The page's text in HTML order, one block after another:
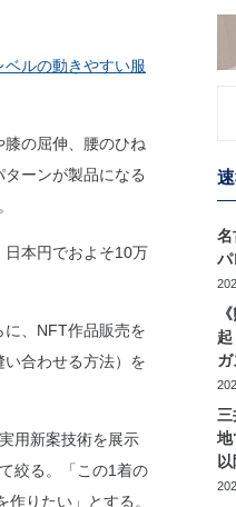
ルの動きやすい服
の屈伸、腰のひね
ーンが製品になる
本円でおよそ10万
、NFT作品販売を
合わせる方法）を
用新案技術を展示
絞る。「この1着の
りたい」とする。
パ
ガ